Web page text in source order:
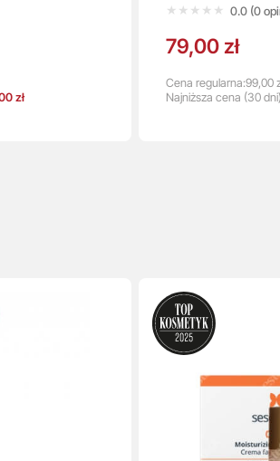
zł
★★★★★
★★★★★ 0.0 (0
79,00 zł
Cena regularna:99,00
Najniższa cena (30